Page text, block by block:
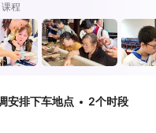
程
安排下车地点 2个时段